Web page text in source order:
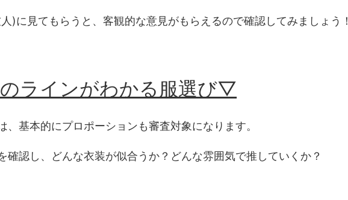
)に見てもらうと、客観的な意見がもらえるので確認してみましょう！
ラインがわかる服選び▽
、基本的にプロポーションも審査対象になります。
確認し、どんな衣装が似合うか？どんな雰囲気で推していくか？